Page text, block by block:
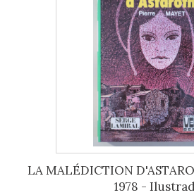
LA MALÉDICTION
1978 -